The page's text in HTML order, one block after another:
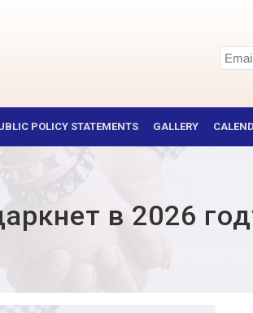
POLICY STATEMENTS GALLERY
в 2026